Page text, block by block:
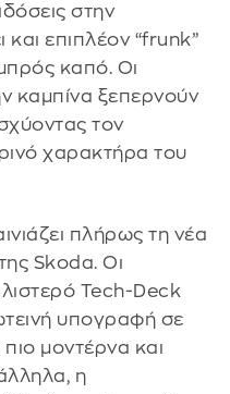
στην
επιπλέον “frunk”
καπό. Οι
καμπίνα ξεπερνούν
τον
χαρακτήρα του
πλήρως τη νέα
Skoda. Οι
Tech-Deck
υπογραφή σε
μοντέρνα και
η